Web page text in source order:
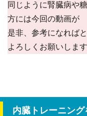
同じように腎臓病や
方には今回の動画が
是非、参考になればと
よろしくお願いします
内臓トレーニン